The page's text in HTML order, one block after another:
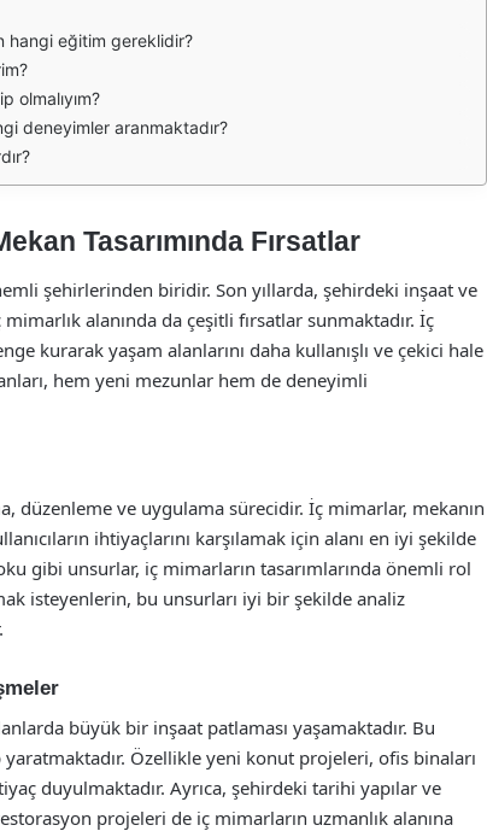
hangi eğitim gereklidir?
olmalıyım?
deneyimler aranmaktadır?
Tasarımında Fırsatlar
şehirlerinden biridir. Son yıllarda, şehirdeki inşaat ve
alanında da çeşitli fırsatlar sunmaktadır. İç
kurarak yaşam alanlarını daha kullanışlı ve çekici hale
hem yeni mezunlar hem de deneyimli
düzenleme ve uygulama sürecidir. İç mimarlar, mekanın
ihtiyaçlarını karşılamak için alanı en iyi şekilde
gibi unsurlar, iç mimarların tasarımlarında önemli rol
isteyenlerin, bu unsurları iyi bir şekilde analiz
büyük bir inşaat patlaması yaşamaktadır. Bu
Özellikle yeni konut projeleri, ofis binaları
duyulmaktadır. Ayrıca, şehirdeki tarihi yapılar ve
projeleri de iç mimarların uzmanlık alanına